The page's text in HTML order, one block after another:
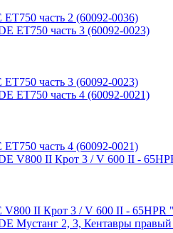
часть 2 (60092-0036)
часть 3 (60092-0023)
часть 4 (60092-0021)
V800 II Крот 3 / V 600 II -